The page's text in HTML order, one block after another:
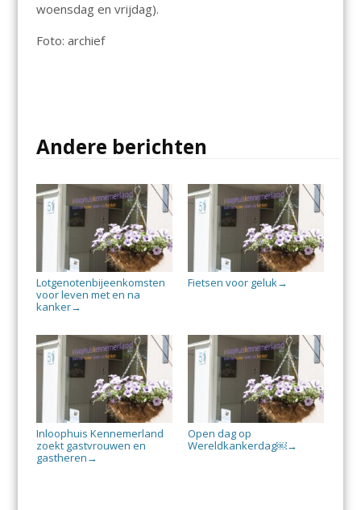
woensdag en vrijdag).
Foto: archief
Andere berichten
Lotgenotenbijeenkomsten
voor leven met en na
kanker→
Fietsen voor geluk→
Inloophuis Kennemerland
zoekt gastvrouwen en
gastheren →
Open dag op
Wereldkankerdag￼→